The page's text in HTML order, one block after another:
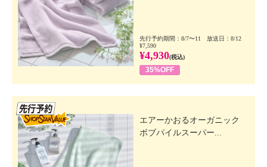
先行予約期間：8/7〜11 放送日：8/12
¥7,590
¥4,930(税込)
35%OFF
エアーかおるオーガニック
ボブパイルスーパー...